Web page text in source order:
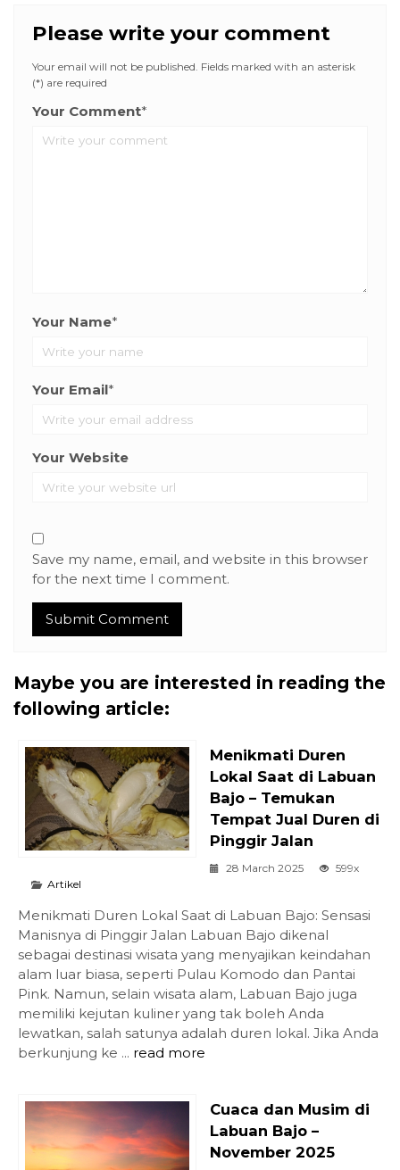
Please write your comment
Your email will not be published. Fields marked with an asterisk
(*) are required
Your Comment*
Your Name*
Your Email*
Your Website
Save my name, email, and website in this browser
for the next time I comment.
Maybe you are interested in reading the
following article:
Menikmati Duren
Lokal Saat di Labuan
Bajo – Temukan
Tempat Jual Duren di
Pinggir Jalan
28 March 2025
599x
Artikel
Menikmati Duren Lokal Saat di Labuan Bajo: Sensasi
Manisnya di Pinggir Jalan Labuan Bajo dikenal
sebagai destinasi wisata yang menyajikan keindahan
alam luar biasa, seperti Pulau Komodo dan Pantai
Pink. Namun, selain wisata alam, Labuan Bajo juga
memiliki kejutan kuliner yang tak boleh Anda
lewatkan, salah satunya adalah duren lokal. Jika Anda
berkunjung ke ... read more
Cuaca dan Musim di
Labuan Bajo –
November 2025